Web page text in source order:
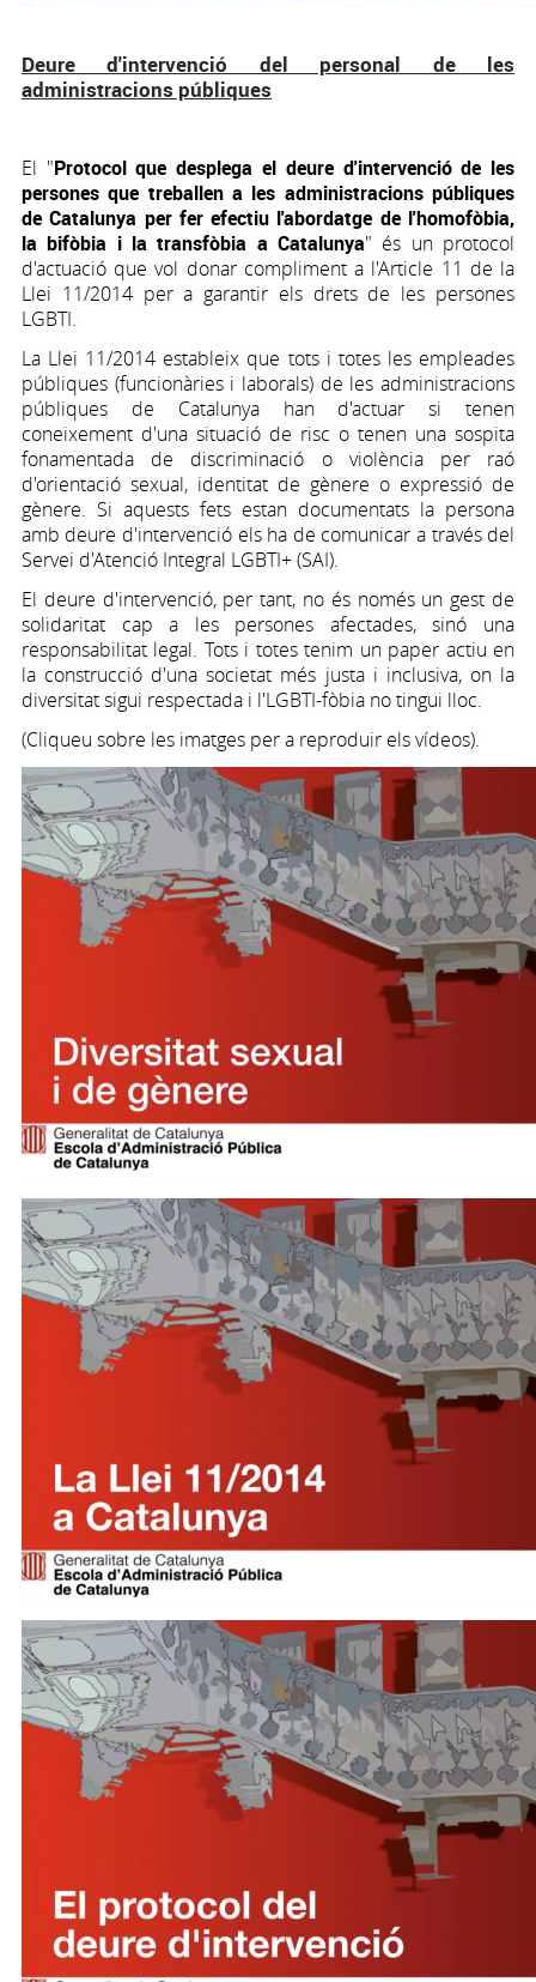
Deure d'intervenció del personal de les
administracions públiques
El "Protocol que desplega el deure d'intervenció de les
persones que treballen a les administracions públiques
de Catalunya per fer efectiu l'abordatge de l'homofòbia,
la bifòbia i la transfòbia a Catalunya" és un protocol
d'actuació que vol donar compliment a l'Article 11 de la
Llei 11/2014 per a garantir els drets de les persones
LGBTI.
La Llei 11/2014 estableix que tots i totes les empleades
públiques (funcionàries i laborals) de les administracions
públiques de Catalunya han d'actuar si tenen
coneixement d'una situació de risc o tenen una sospita
fonamentada de discriminació o violència per raó
d'orientació sexual, identitat de gènere o expressió de
gènere. Si aquests fets estan documentats la persona
amb deure d'intervenció els ha de comunicar a través del
Servei d'Atenció Integral LGBTI+ (SAI).
El deure d'intervenció, per tant, no és només un gest de
solidaritat cap a les persones afectades, sinó una
responsabilitat legal. Tots i totes tenim un paper actiu en
la construcció d'una societat més justa i inclusiva, on la
diversitat sigui respectada i l'LGBTI-fòbia no tingui lloc.
(Cliqueu sobre les imatges per a reproduir els vídeos).